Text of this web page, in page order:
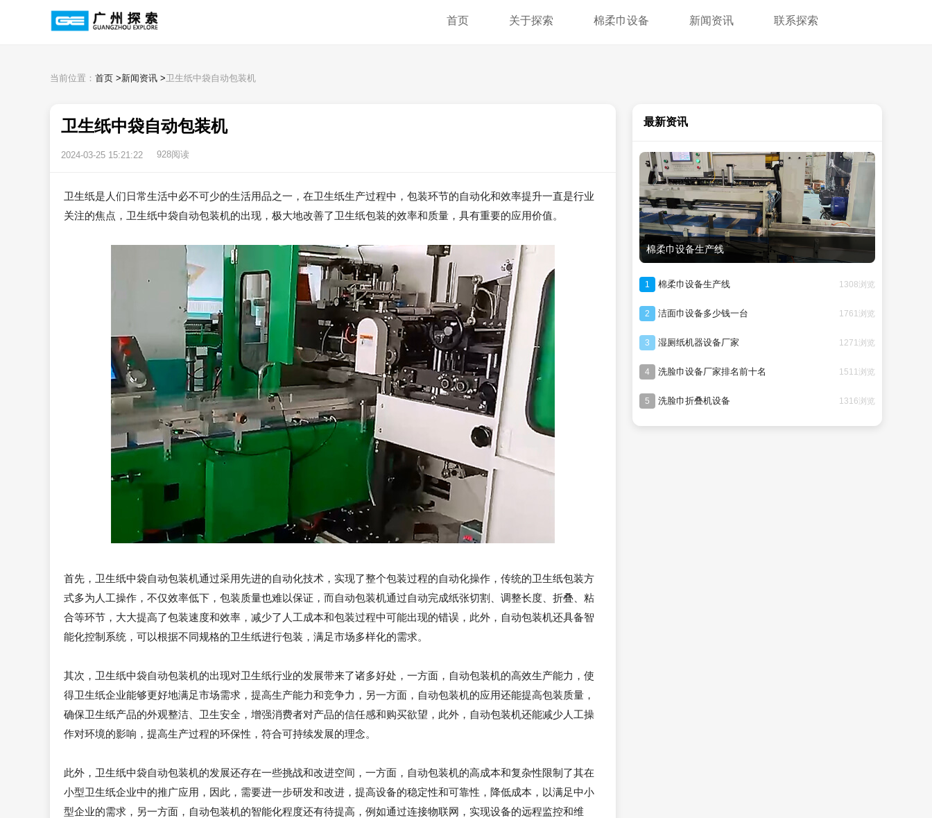
首页 关于探索 棉柔巾设备 新闻资讯 联系探索
当前位置： 首页 >新闻资讯 >卫生纸中袋自动包装机
卫生纸中袋自动包装机
2024-03-25 15:21:22 928阅读
卫生纸是人们日常生活中必不可少的生活用品之一，在卫生纸生产过程中，包装环节的自动化和效率提升一直是行业
关注的焦点，卫生纸中袋自动包装机的出现，极大地改善了卫生纸包装的效率和质量，具有重要的应用价值。
首先，卫生纸中袋自动包装机通过采用先进的自动化技术，实现了整个包装过程的自动化操作，传统的卫生纸包装方
式多为人工操作，不仅效率低下，包装质量也难以保证，而自动包装机通过自动完成纸张切割、调整长度、折叠、粘
合等环节，大大提高了包装速度和效率，减少了人工成本和包装过程中可能出现的错误，此外，自动包装机还具备智
能化控制系统，可以根据不同规格的卫生纸进行包装，满足市场多样化的需求。
其次，卫生纸中袋自动包装机的出现对卫生纸行业的发展带来了诸多好处，一方面，自动包装机的高效生产能力，使
得卫生纸企业能够更好地满足市场需求，提高生产能力和竞争力，另一方面，自动包装机的应用还能提高包装质量，
确保卫生纸产品的外观整洁、卫生安全，增强消费者对产品的信任感和购买欲望，此外，自动包装机还能减少人工操
作对环境的影响，提高生产过程的环保性，符合可持续发展的理念。
此外，卫生纸中袋自动包装机的发展还存在一些挑战和改进空间，一方面，自动包装机的高成本和复杂性限制了其在
小型卫生纸企业中的推广应用，因此，需要进一步研发和改进，提高设备的稳定性和可靠性，降低成本，以满足中小
型企业的需求，另一方面，自动包装机的智能化程度还有待提高，例如通过连接物联网，实现设备的远程监控和维
最新资讯
棉柔巾设备生产线
1 棉柔巾设备生产线 1308浏览
2 洁面巾设备多少钱一台 1761浏览
3 湿厕纸机器设备厂家 1271浏览
4 洗脸巾设备厂家排名前十名 1511浏览
5 洗脸巾折叠机设备 1316浏览